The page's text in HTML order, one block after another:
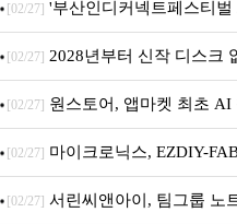
퍼 대기
[02/27] '부산인디커넥트페스티
개막... 22일간 진행
[02/27] 2028년부터 신작 디스크
문 추가
[02/27] 원스토어, 앱마켓 최초 AI
[02/27] 마이크로닉스, EZDIY-
시
[02/27] 서린씨앤아이, 팀그룹 노